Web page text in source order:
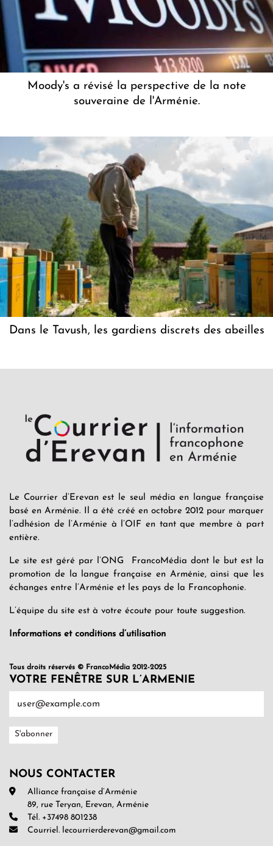
Moody's a révisé la perspective de la note
souveraine de l'Arménie.
Dans le Tavush, les gardiens discrets des abeilles
Le Courrier d’Erevan est le seul média en langue française
basé en Arménie. Il a été créé en octobre 2012 pour marquer
l’adhésion de l’Arménie à l’OIF en tant que membre à part
entière.
Le site est géré par l’ONG FrancoMédia dont le but est la
promotion de la langue française en Arménie, ainsi que les
échanges entre l’Arménie et les pays de la Francophonie.
L’équipe du site est à votre écoute pour toute suggestion.
Informations et conditions d’utilisation
Tous droits réservés © FrancoMédia 2012-2025
VOTRE FENÊTRE SUR L’ARMENIE
NOUS CONTACTER
Alliance française d’Arménie
89, rue Teryan, Erevan, Arménie
Tél. +37498 801238
Courriel. lecourrierderevan@gmail.com